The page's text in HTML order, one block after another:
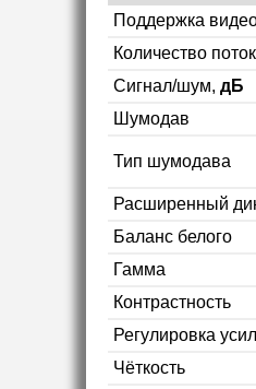
Поддержка
Количество
Сигнал/шум, дБ
Шумодав
Тип шумодава
Расширенный
Баланс белого
Гамма
Контрастность
Регулировка
Чёткость